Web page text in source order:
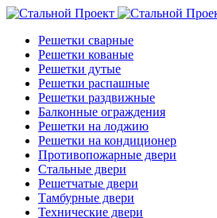
Решетки сварные
Решетки кованые
Решетки дутые
Решетки распашные
Решетки раздвижные
Балконные ограждения
Решетки на лоджию
Решетки на кондиционер
Противопожарные двери
Стальные двери
Решетчатые двери
Тамбурные двери
Технические двери